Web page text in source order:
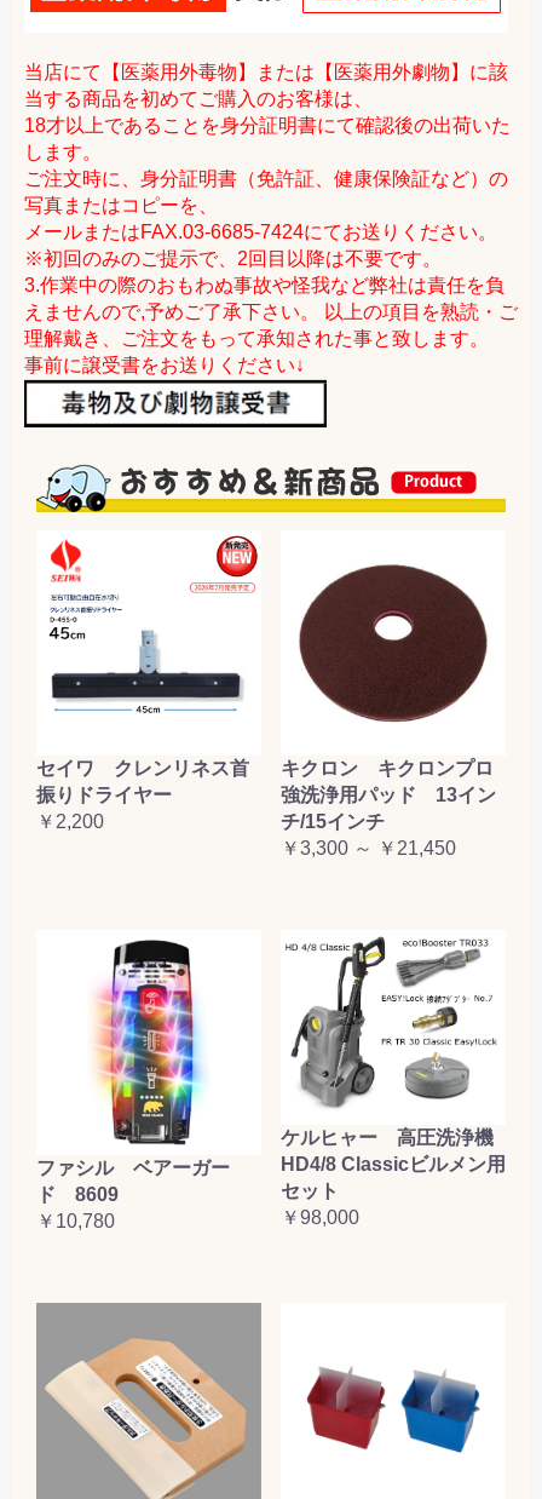
当店にて【医薬用外毒物】または【医薬用外劇物】に該
当する商品を初めてご購入のお客様は、
18才以上であることを身分証明書にて確認後の出荷いた
します。
ご注文時に、身分証明書（免許証、健康保険証など）の
写真またはコピーを、
メールまたはFAX.03-6685-7424にてお送りください。
※初回のみのご提示で、2回目以降は不要です。
3.作業中の際のおもわぬ事故や怪我など弊社は責任を負
えませんので,予めご了承下さい。 以上の項目を熟読・ご
理解戴き、ご注文をもって承知された事と致します。
事前に譲受書をお送りください↓
セイワ クレンリネス首
振りドライヤー
￥2,200
キクロン キクロンプロ
強洗浄用パッド 13イン
チ/15インチ
￥3,300 ～ ￥21,450
ファシル ベアーガー
ド 8609
￥10,780
ケルヒャー 高圧洗浄機
HD4/8 Classicビルメン用
セット
￥98,000